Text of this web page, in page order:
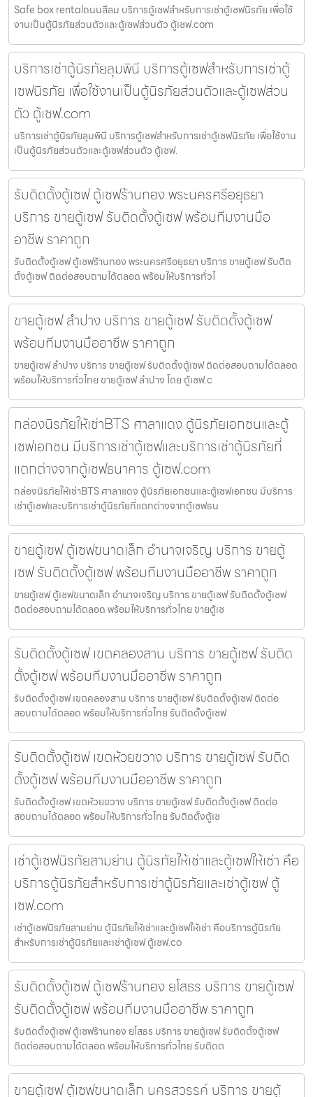
Safe box rentalถนนสีลม บริการตู้เซฟสำหรับการเช่าตู้เซฟนิรภัย เพื่อใช้
งานเป็นตู้นิรภัยส่วนตัวและตู้เซฟส่วนตัว ตู้เซฟ.com
บริการเช่าตู้นิรภัยลุมพินี บริการตู้เซฟสำหรับการเช่าตู้
เซฟนิรภัย เพื่อใช้งานเป็นตู้นิรภัยส่วนตัวและตู้เซฟส่วน
ตัว ตู้เซฟ.com
บริการเช่าตู้นิรภัยลุมพินี บริการตู้เซฟสำหรับการเช่าตู้เซฟนิรภัย เพื่อใช้งาน
เป็นตู้นิรภัยส่วนตัวและตู้เซฟส่วนตัว ตู้เซฟ.
รับติดตั้งตู้เซฟ ตู้เซฟร้านทอง พระนครศรีอยุธยา
บริการ ขายตู้เซฟ รับติดตั้งตู้เซฟ พร้อมทีมงานมือ
อาชีพ ราคาถูก
รับติดตั้งตู้เซฟ ตู้เซฟร้านทอง พระนครศรีอยุธยา บริการ ขายตู้เซฟ รับติด
ตั้งตู้เซฟ ติดต่อสอบถามได้ตลอด พร้อมให้บริการทั่วไ
ขายตู้เซฟ ลำปาง บริการ ขายตู้เซฟ รับติดตั้งตู้เซฟ
พร้อมทีมงานมืออาชีพ ราคาถูก
ขายตู้เซฟ ลำปาง บริการ ขายตู้เซฟ รับติดตั้งตู้เซฟ ติดต่อสอบถามได้ตลอด
พร้อมให้บริการทั่วไทย ขายตู้เซฟ ลำปาง โดย ตู้เซฟ.c
กล่องนิรภัยให้เช่าBTS ศาลาแดง ตู้นิรภัยเอกชนและตู้
เซฟเอกชน มีบริการเช่าตู้เซฟและบริการเช่าตู้นิรภัยที่
แตกต่างจากตู้เซฟธนาคาร ตู้เซฟ.com
กล่องนิรภัยให้เช่าBTS ศาลาแดง ตู้นิรภัยเอกชนและตู้เซฟเอกชน มีบริการ
เช่าตู้เซฟและบริการเช่าตู้นิรภัยที่แตกต่างจากตู้เซฟธน
ขายตู้เซฟ ตู้เซฟขนาดเล็ก อำนาจเจริญ บริการ ขายตู้
เซฟ รับติดตั้งตู้เซฟ พร้อมทีมงานมืออาชีพ ราคาถูก
ขายตู้เซฟ ตู้เซฟขนาดเล็ก อำนาจเจริญ บริการ ขายตู้เซฟ รับติดตั้งตู้เซฟ
ติดต่อสอบถามได้ตลอด พร้อมให้บริการทั่วไทย ขายตู้เซ
รับติดตั้งตู้เซฟ เขตคลองสาน บริการ ขายตู้เซฟ รับติด
ตั้งตู้เซฟ พร้อมทีมงานมืออาชีพ ราคาถูก
รับติดตั้งตู้เซฟ เขตคลองสาน บริการ ขายตู้เซฟ รับติดตั้งตู้เซฟ ติดต่อ
สอบถามได้ตลอด พร้อมให้บริการทั่วไทย รับติดตั้งตู้เซฟ
รับติดตั้งตู้เซฟ เขตห้วยขวาง บริการ ขายตู้เซฟ รับติด
ตั้งตู้เซฟ พร้อมทีมงานมืออาชีพ ราคาถูก
รับติดตั้งตู้เซฟ เขตห้วยขวาง บริการ ขายตู้เซฟ รับติดตั้งตู้เซฟ ติดต่อ
สอบถามได้ตลอด พร้อมให้บริการทั่วไทย รับติดตั้งตู้เซ
เช่าตู้เซฟนิรภัยสามย่าน ตู้นิรภัยให้เช่าและตู้เซฟให้เช่า คือ
บริการตู้นิรภัยสำหรับการเช่าตู้นิรภัยและเช่าตู้เซฟ ตู้
เซฟ.com
เช่าตู้เซฟนิรภัยสามย่าน ตู้นิรภัยให้เช่าและตู้เซฟให้เช่า คือบริการตู้นิรภัย
สำหรับการเช่าตู้นิรภัยและเช่าตู้เซฟ ตู้เซฟ.co
รับติดตั้งตู้เซฟ ตู้เซฟร้านทอง ยโสธร บริการ ขายตู้เซฟ
รับติดตั้งตู้เซฟ พร้อมทีมงานมืออาชีพ ราคาถูก
รับติดตั้งตู้เซฟ ตู้เซฟร้านทอง ยโสธร บริการ ขายตู้เซฟ รับติดตั้งตู้เซฟ
ติดต่อสอบถามได้ตลอด พร้อมให้บริการทั่วไทย รับติดต
ขายตู้เซฟ ตู้เซฟขนาดเล็ก นครสวรรค์ บริการ ขายตู้